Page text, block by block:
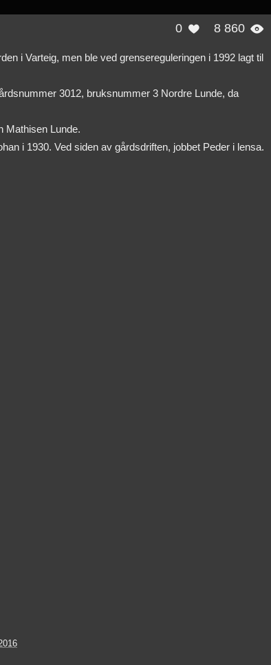
0  8 860 
i Varteig, men ble ved grensereguleringen i 1992 lagt til
3012, bruksnummer 3 Nordre Lunde, da
Mathisen Lunde.
i 1930. Ved siden av gårdsdriften, jobbet Peder i lensa.